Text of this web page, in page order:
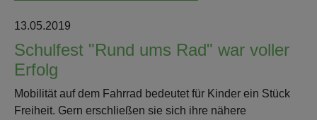
13.05.2019
Schulfest "Rund ums Rad" war voller
Erfolg
Mobilität auf dem Fahrrad bedeutet für Kinder ein Stück
Freiheit. Gern erschließen sie sich ihre nähere